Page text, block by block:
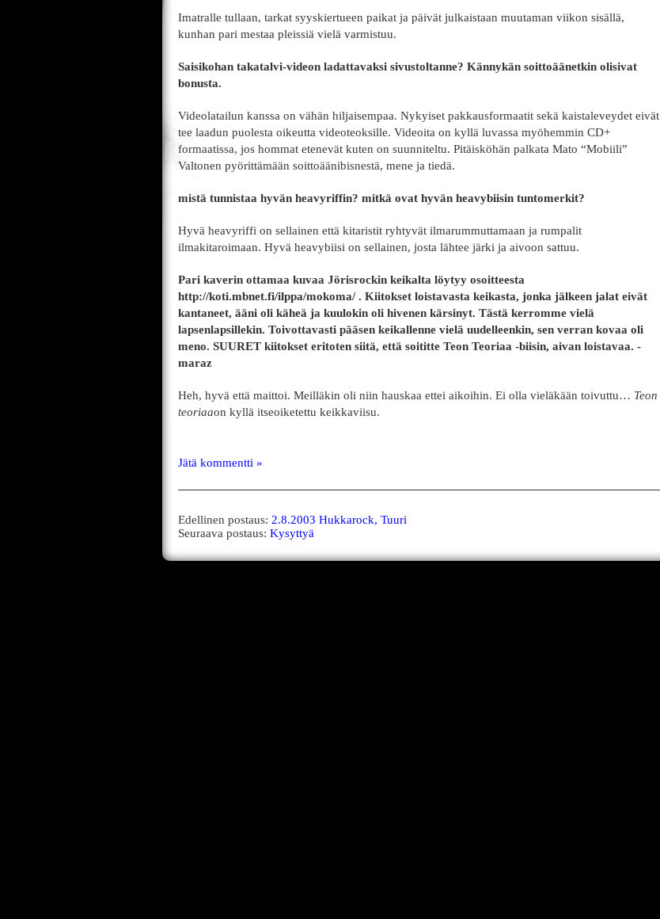
Imatralle tullaan, tarkat syyskiertueen paikat ja päivät julkaistaan muutaman viikon sisällä,
kunhan pari mestaa pleissiä vielä varmistuu.
Saisikohan takatalvi-videon ladattavaksi sivustoltanne? Kännykän soittoäänetkin olisivat
bonusta.
Videolatailun kanssa on vähän hiljaisempaa. Nykyiset pakkausformaatit sekä kaistaleveydet eivät
tee laadun puolesta oikeutta videoteoksille. Videoita on kyllä luvassa myöhemmin CD+
formaatissa, jos hommat etenevät kuten on suunniteltu. Pitäisköhän palkata Mato “Mobiili”
Valtonen pyörittämään soittoäänibisnestä, mene ja tiedä.
mistä tunnistaa hyvän heavyriffin? mitkä ovat hyvän heavybiisin tuntomerkit?
Hyvä heavyriffi on sellainen että kitaristit ryhtyvät ilmarummuttamaan ja rumpalit
ilmakitaroimaan. Hyvä heavybiisi on sellainen, josta lähtee järki ja aivoon sattuu.
Pari kaverin ottamaa kuvaa Jörisrockin keikalta löytyy osoitteesta
http://koti.mbnet.fi/ilppa/mokoma/ . Kiitokset loistavasta keikasta, jonka jälkeen jalat eivät
kantaneet, ääni oli käheä ja kuulokin oli hivenen kärsinyt. Tästä kerromme vielä
lapsenlapsillekin. Toivottavasti pääsen keikallenne vielä uudelleenkin, sen verran kovaa oli
meno. SUURET kiitokset eritoten siitä, että soititte Teon Teoriaa -biisin, aivan loistavaa. -
maraz
Heh, hyvä että maittoi. Meilläkin oli niin hauskaa ettei aikoihin. Ei olla vieläkään toivuttu… Teon
teoriaaon kyllä itseoiketettu keikkaviisu.
Jätä kommentti »
Edellinen postaus: 2.8.2003 Hukkarock, Tuuri
Seuraava postaus: Kysyttyä